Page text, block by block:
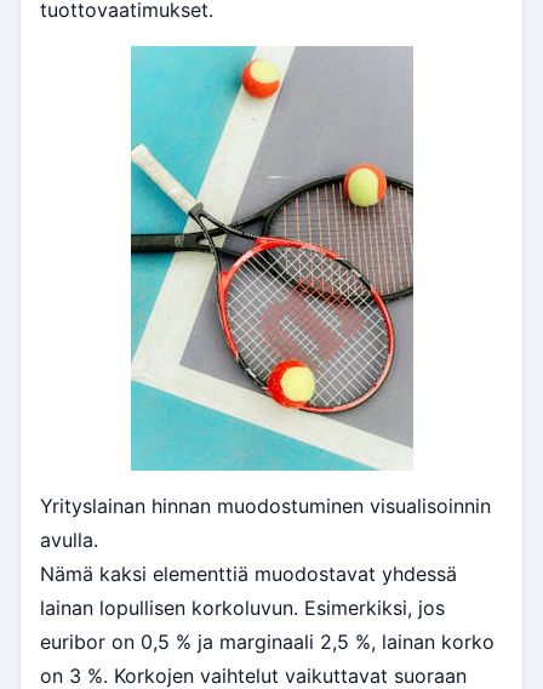
tuottovaatimukset.
Yrityslainan hinnan muodostuminen visualisoinnin
avulla.
Nämä kaksi elementtiä muodostavat yhdessä
lainan lopullisen korkoluvun. Esimerkiksi, jos
euribor on 0,5 % ja marginaali 2,5 %, lainan korko
on 3 %. Korkojen vaihtelut vaikuttavat suoraan